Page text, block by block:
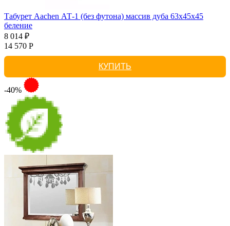
Табурет Aachen АТ-1 (без футона) массив дуба 63х45х45
беление
8 014 ₽
14 570 Р
КУПИТЬ
-40%